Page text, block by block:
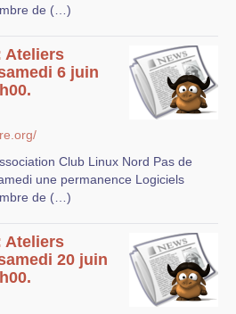
de (…)
Ateliers
6 juin
Club Linux Nord Pas de
une permanence Logiciels
de (…)
Ateliers
20 juin